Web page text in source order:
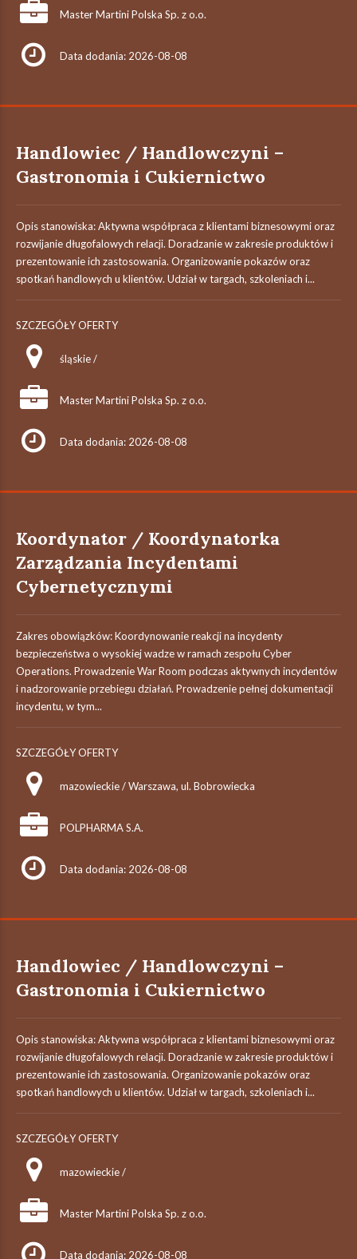
Master Martini Polska Sp. z o.o.
Data dodania: 2026-08-08
Handlowiec / Handlowczyni –
Gastronomia i Cukiernictwo
Opis stanowiska: Aktywna współpraca z klientami biznesowymi oraz
rozwijanie długofalowych relacji. Doradzanie w zakresie produktów i
prezentowanie ich zastosowania. Organizowanie pokazów oraz
spotkań handlowych u klientów. Udział w targach, szkoleniach i...
SZCZEGÓŁY OFERTY
śląskie /
Master Martini Polska Sp. z o.o.
Data dodania: 2026-08-08
Koordynator / Koordynatorka
Zarządzania Incydentami
Cybernetycznymi
Zakres obowiązków: Koordynowanie reakcji na incydenty
bezpieczeństwa o wysokiej wadze w ramach zespołu Cyber
Operations. Prowadzenie War Room podczas aktywnych incydentów
i nadzorowanie przebiegu działań. Prowadzenie pełnej dokumentacji
incydentu, w tym...
SZCZEGÓŁY OFERTY
mazowieckie / Warszawa, ul. Bobrowiecka
POLPHARMA S.A.
Data dodania: 2026-08-08
Handlowiec / Handlowczyni –
Gastronomia i Cukiernictwo
Opis stanowiska: Aktywna współpraca z klientami biznesowymi oraz
rozwijanie długofalowych relacji. Doradzanie w zakresie produktów i
prezentowanie ich zastosowania. Organizowanie pokazów oraz
spotkań handlowych u klientów. Udział w targach, szkoleniach i...
SZCZEGÓŁY OFERTY
mazowieckie /
Master Martini Polska Sp. z o.o.
Data dodania: 2026-08-08